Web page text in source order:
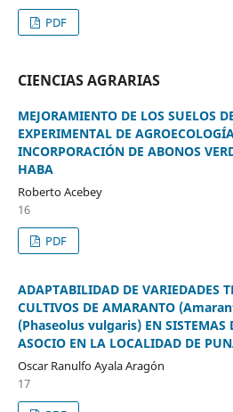
PDF
CIENCIAS AGRARIAS
MEJORAMIENTO DE LOS SUELOS
EXPERIMENTAL DE
INCORPORACIÓN DE ABONOS
HABA
Roberto Acebey
16
PDF
ADAPTABILIDAD DE VARIEDADES
CULTIVOS DE AMARANTO
(Phaseolus vulgaris) EN SISTEMAS
ASOCIO EN LA LOCALIDAD DE
Oscar Ranulfo Ayala Aragón
17